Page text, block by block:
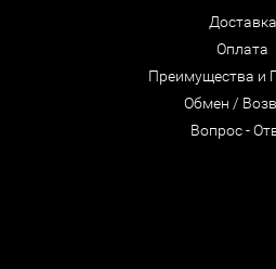
Доставка
Оплата
Преимущества и
Обмен /
Вопрос -